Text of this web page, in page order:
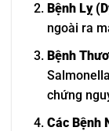
Bệnh Lỵ
ngoài ra
Bệnh
chứng
Các Bệnh